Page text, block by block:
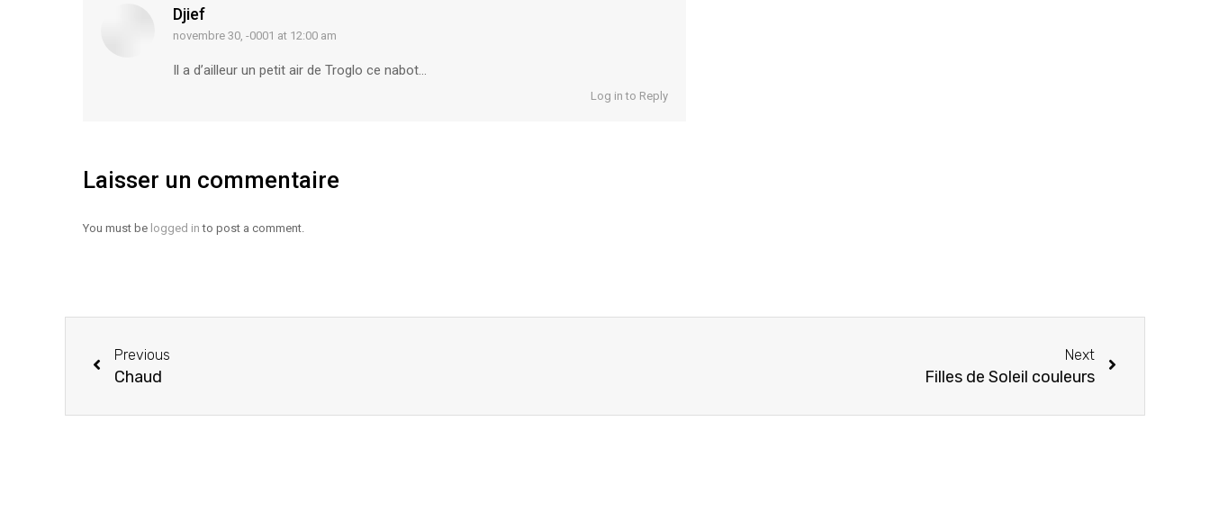
Djief
says:
novembre 30, -0001 at 12:00 am
Il a d’ailleur un petit air de Troglo ce nabot…
Log in to Reply
Laisser un commentaire
You must be logged in to post a comment.
Previous
Chaud
Next
Filles de Soleil couleurs